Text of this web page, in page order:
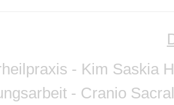
- Kim Saskia
- Cranio